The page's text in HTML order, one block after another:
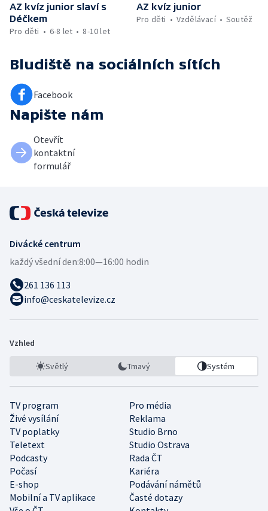
AZ kvíz junior slaví s
Déčkem
Pro děti
6-8 let 8-10 let
AZ kvíz junior
Pro děti
Vzdělávací Soutěž
Bludiště na sociálních sítích
Facebook
Napište nám
Otevřít
kontaktní
formulář
Divácké centrum
každý všední den:8:00—16:00 hodin
261 136 113
info@ceskatelevize.cz
Vzhled
Světlý Tmavý Systém
TV program
Pro média
Živé vysílání
Reklama
TV poplatky
Studio Brno
Teletext
Studio Ostrava
Podcasty
Rada ČT
Počasí
Kariéra
E-shop
Podávání námětů
Mobilní a TV aplikace
Časté dotazy